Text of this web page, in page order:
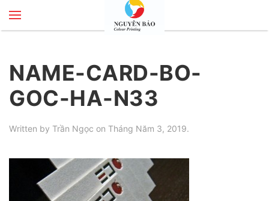
Skip to main content
NAME-CARD-BO-
GOC-HA-N33
Written by Trần Ngọc on Tháng Năm 3, 2019.